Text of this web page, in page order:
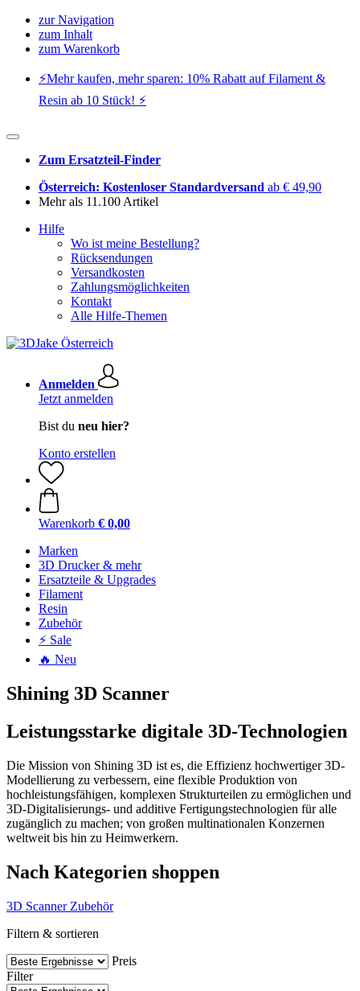
zur Navigation
zum Inhalt
zum Warenkorb
⚡️Mehr kaufen, mehr sparen: 10% Rabatt auf Filament &
Resin ab 10 Stück! ⚡️
Zum Ersatzteil-Finder
Österreich: Kostenloser Standardversand ab € 49,90
Mehr als 11.100 Artikel
Hilfe
Wo ist meine Bestellung?
Rücksendungen
Versandkosten
Zahlungsmöglichkeiten
Kontakt
Alle Hilfe-Themen
Anmelden
Jetzt anmelden
Bist du neu hier?
Konto erstellen
Warenkorb € 0,00
Marken
3D Drucker & mehr
Ersatzteile & Upgrades
Filament
Resin
Zubehör
⚡ Sale
🔥 Neu
Shining 3D Scanner
Leistungsstarke digitale 3D-Technologien
Die Mission von Shining 3D ist es, die Effizienz hochwertiger 3D-
Modellierung zu verbessern, eine flexible Produktion von
hochleistungsfähigen, komplexen Strukturteilen zu ermöglichen und
3D-Digitalisierungs- und additive Fertigungstechnologien für alle
zugänglich zu machen; von großen multinationalen Konzernen
weltweit bis hin zu Heimwerkern.
Nach Kategorien shoppen
3D Scanner Zubehör
Filtern & sortieren
Preis
Filter